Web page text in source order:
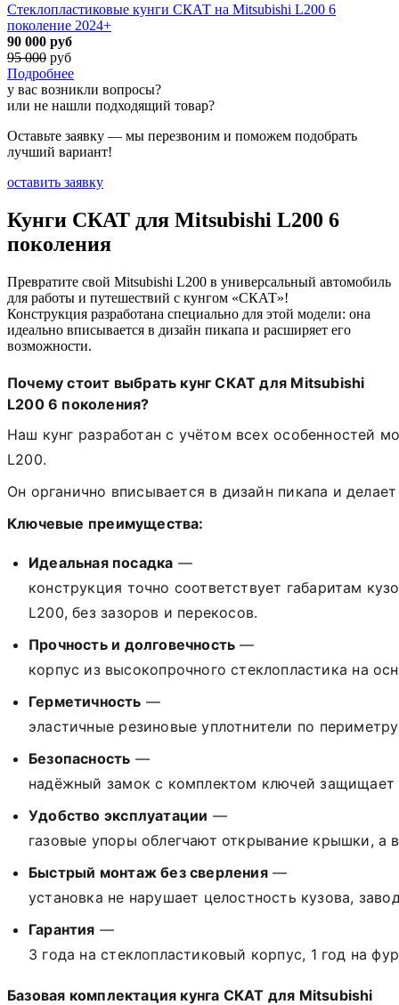
Стеклопластиковые кунги СКАТ на Mitsubishi L200 6
поколение 2024+
90 000 руб
95 000 руб
Подробнее
у вас возникли вопросы?
или не нашли подходящий товар?
Оставьте заявку — мы перезвоним и поможем подобрать
лучший вариант!
оставить заявку
Кунги СКАТ для Mitsubishi L200 6
поколения
Превратите свой Mitsubishi L200 в универсальный автомобиль
для работы и путешествий с кунгом «СКАТ»!
Конструкция разработана специально для этой модели: она
идеально вписывается в дизайн пикапа и расширяет его
возможности.
Почему стоит выбрать кунг СКАТ для Mitsubishi
L200 6 поколения?
Наш кунг разработан с учётом всех особенностей
L200.
Он органично вписывается в дизайн пикапа и делает
Ключевые преимущества:
Идеальнаяпосадка —
конструкция точно соответствует габаритам
L200, беззазоров и перекосов.
Прочностьи долговечность —
корпус извысокопрочного стеклопластика на
Герметичность —
эластичные резиновые уплотнители по периметру
Безопасность —
надёжный замок с комплектом ключей защищает
Удобство эксплуатации —
газовые упоры облегчают открывание крышки, а
Быстрый монтажбезсверления—
установка не нарушает целостность кузова,
Гарантия —
3 года на стеклопластиковый корпус, 1 год на
Базовая комплектация кунга СКАТ для Mitsubishi